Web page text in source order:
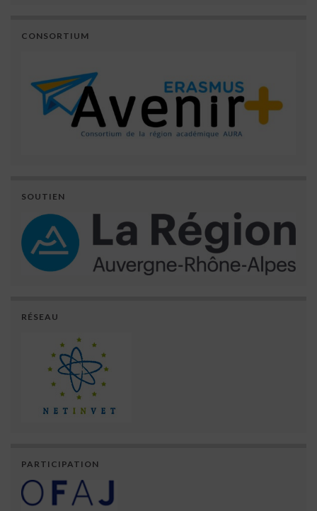
CONSORTIUM
SOUTIEN
RÉSEAU
PARTICIPATION